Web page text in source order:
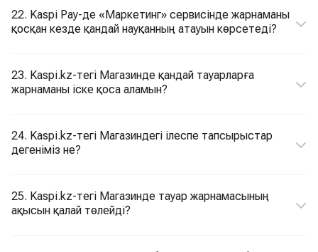
22. Kaspi Pay-де «Маркетинг» сервисінде жарнаманы
қосқан кезде қандай науқанның атауын көрсетеді?
23. Kaspi.kz-тегі Магазинде қандай тауарларға
жарнаманы іске қоса аламын?
24. Kaspi.kz-тегі Магазиндегі ілеспе тапсырыстар
дегеніміз не?
25. Kaspi.kz-тегі Магазинде тауар жарнамасының
ақысын қалай төлейді?